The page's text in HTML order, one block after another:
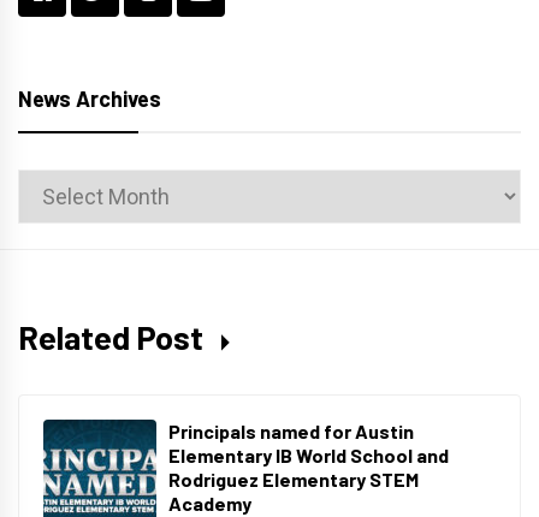
News Archives
News
Archives
Related Post
Principals named for Austin
Elementary IB World School and
Rodriguez Elementary STEM
Academy